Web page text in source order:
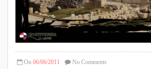
On 06/06/2011
No Comments